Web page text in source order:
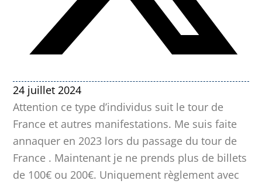
24 juillet 2024
Attention ce type d’individus suit le tour de
France et autres manifestations. Me suis faite
annaquer en 2023 lors du passage du tour de
France . Maintenant je ne prends plus de billets
de 100€ ou 200€. Uniquement règlement avec